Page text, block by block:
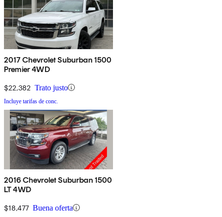
2017 Chevrolet Suburban 1500
Premier 4WD
$22,382 Trato justo
Incluye tarifas de conc.
2016 Chevrolet Suburban 1500
LT 4WD
$18,477 Buena oferta